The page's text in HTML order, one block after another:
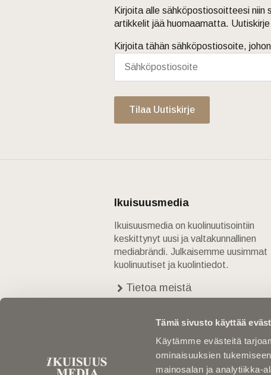
Tämä sivusto käyttää
Käytämme evästeitä
ominaisuuksien
mainosalan ja analytiikka-
Kirjoita alle sähköpostiosoitteesi
artikkelit jää huomaamatta.
Kirjoita tähän sähköpostiosoite,
Tilaa Uutiskirje
Ikuisuusmedia
Ikuisuusmedia on kuolinuutisointiin
keskittynyt uusi ja valtakunnallinen
mediabrändi. Julkaisemme uusimmat
kuolinuutiset ja kuolintiedot.
Tietoa meistä
Yhteystiedot